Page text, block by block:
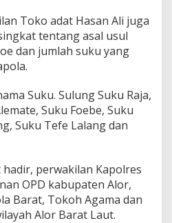
Toko adat Hasan Ali juga
tentang asal usul
dan jumlah suku yang
Suku. Sulung Suku Raja,
Suku Foebe, Suku
Suku Tefe Lalang dan
perwakilan Kapolres
OPD kabupaten Alor,
Barat, Tokoh Agama dan
Alor Barat Laut.